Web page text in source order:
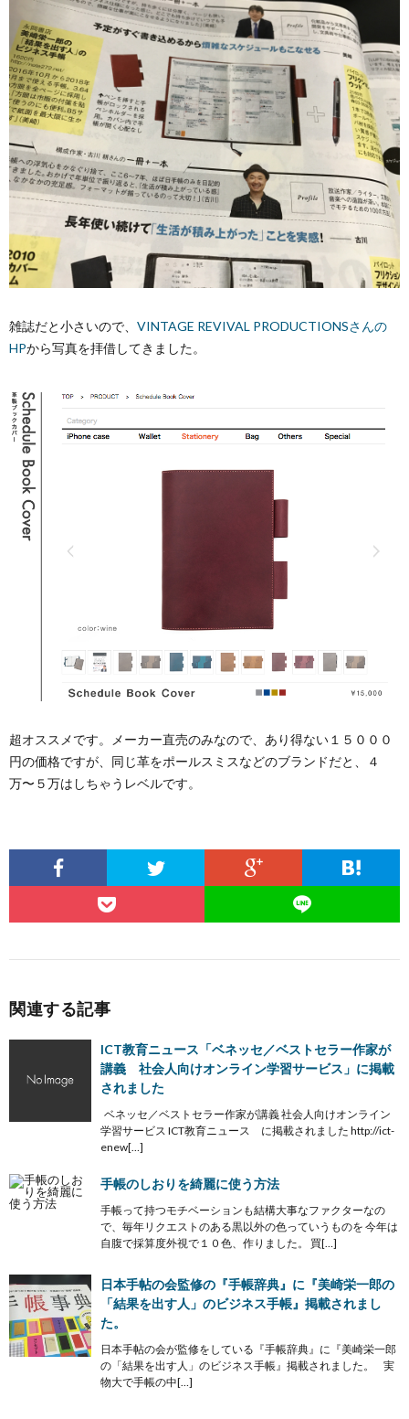
雑誌だと小さいので、 VINTAGE REVIVAL PRODUCTIONSさんの
HPから写真を拝借してきました。
超オススメです。メーカー直売のみなので、あり得ない１５０００
円の価格ですが、同じ革をポールスミスなどのブランドだと、４
万〜５万はしちゃうレベルです。
関連する記事
ICT教育ニュース「ベネッセ／ベストセラー作家が
講義 社会人向けオンライン学習サービス」に掲載
されました
ベネッセ／ベストセラー作家が講義 社会人向けオンライン
学習サービス ICT教育ニュース に掲載されました http://ict-
enew[…]
手帳のしおりを綺麗に使う方法
手帳って持つモチベーションも結構大事なファクターなの
で、毎年リクエストのある黒以外の色っていうものを 今年は
自腹で採算度外視で１０色、作りました。 買[…]
日本手帖の会監修の『手帳辞典』に『美崎栄一郎の
「結果を出す人」のビジネス手帳』掲載されまし
た。
日本手帖の会が監修をしている『手帳辞典』に『美崎栄一郎
の「結果を出す人」のビジネス手帳』掲載されました。 実
物大で手帳の中[…]